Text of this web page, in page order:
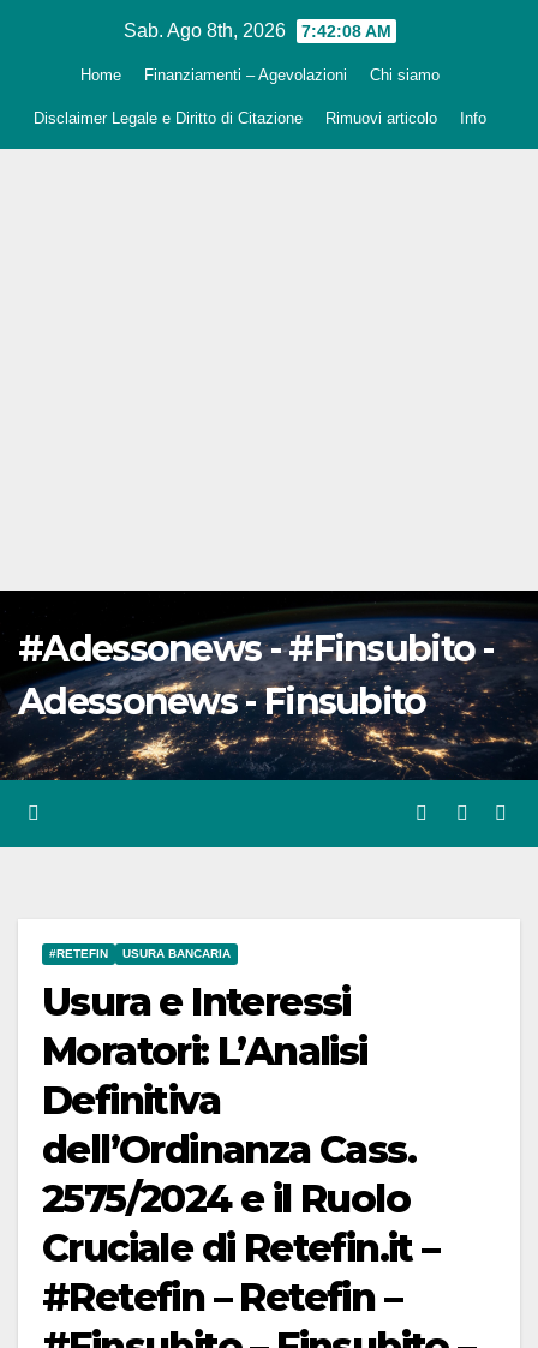
Sab. Ago 8th, 2026 7:42:09 AM
Home Finanziamenti – Agevolazioni Chi siamo
Disclaimer Legale e Diritto di Citazione Rimuovi articolo Info
#Adessonews - #Finsubito -
Adessonews - Finsubito
#RETEFIN USURA BANCARIA
Usura e Interessi
Moratori: L’Analisi
Definitiva
dell’Ordinanza Cass.
2575/2024 e il Ruolo
Cruciale di Retefin.it –
#Retefin – Retefin –